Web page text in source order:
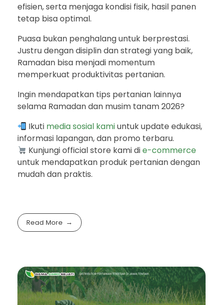
efisien, serta menjaga kondisi fisik, hasil panen
tetap bisa optimal.
Puasa bukan penghalang untuk berprestasi.
Justru dengan disiplin dan strategi yang baik,
Ramadan bisa menjadi momentum
memperkuat produktivitas pertanian.
Ingin mendapatkan tips pertanian lainnya
selama Ramadan dan musim tanam 2026?
Ikuti media sosial kamiuntuk update edukasi,
informasi lapangan, dan promo terbaru.
Kunjungi official store kami die-commerce
untuk mendapatkan produk pertanian dengan
mudah dan praktis.
Read More